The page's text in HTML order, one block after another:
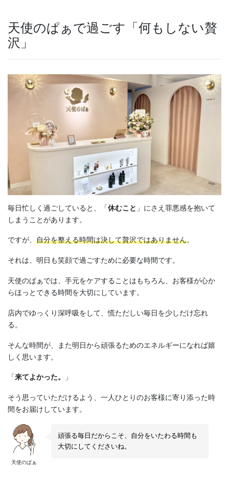
天使のぱぁで過ごす「何もしない贅
沢」
毎日忙しく過ごしていると、「休むこと 」にさえ罪悪感を抱いて
しまうことがあります。
ですが、 自分を整える時間は決して贅沢ではありません。
それは、明日も笑顔で過ごすために必要な時間です。
天使のぱぁでは、手元をケアすることはもちろん、お客様が心か
らほっとできる時間を大切にしています。
店内でゆっくり深呼吸をして、慌ただしい毎日を少しだけ忘れ
る。
そんな時間が、また明日から頑張るためのエネルギーになれば嬉
しく思います。
「来てよかった。 」
そう思っていただけるよう、一人ひとりのお客様に寄り添った時
間をお届けしています。
天使のぱぁ
頑張る毎日だからこそ、自分をいたわる時間も
大切にしてくださいね。